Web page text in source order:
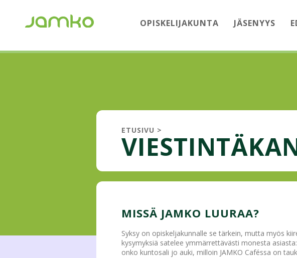
OPISKELIJAKUNTA JÄSENYYS
ETUSIVU >
MISSÄ JAMKO LUURAA?
Syksy on opiskeljakunnalle se tärkein, mutta myös
kysymyksiä satelee ymmärrettävästi monesta
onko kuntosali jo auki, milloin JAMKO Caféssa on